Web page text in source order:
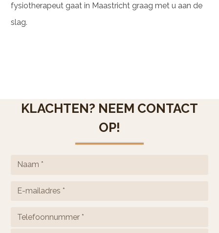
fysiotherapeut gaat in Maastricht graag met u aan de
slag.
KLACHTEN? NEEM CONTACT
OP!